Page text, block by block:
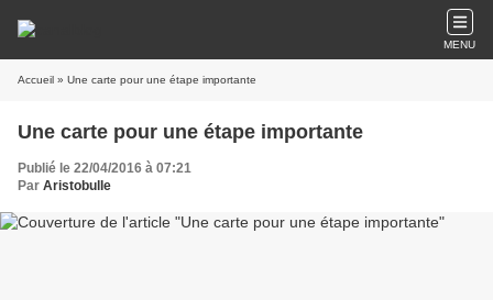
MENU
Accueil » Une carte pour une étape importante
Une carte pour une étape importante
Publié le 22/04/2016 à 07:21
Par Aristobulle